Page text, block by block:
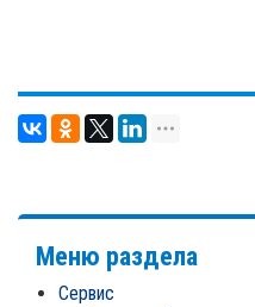
Меню раздела
Сервис